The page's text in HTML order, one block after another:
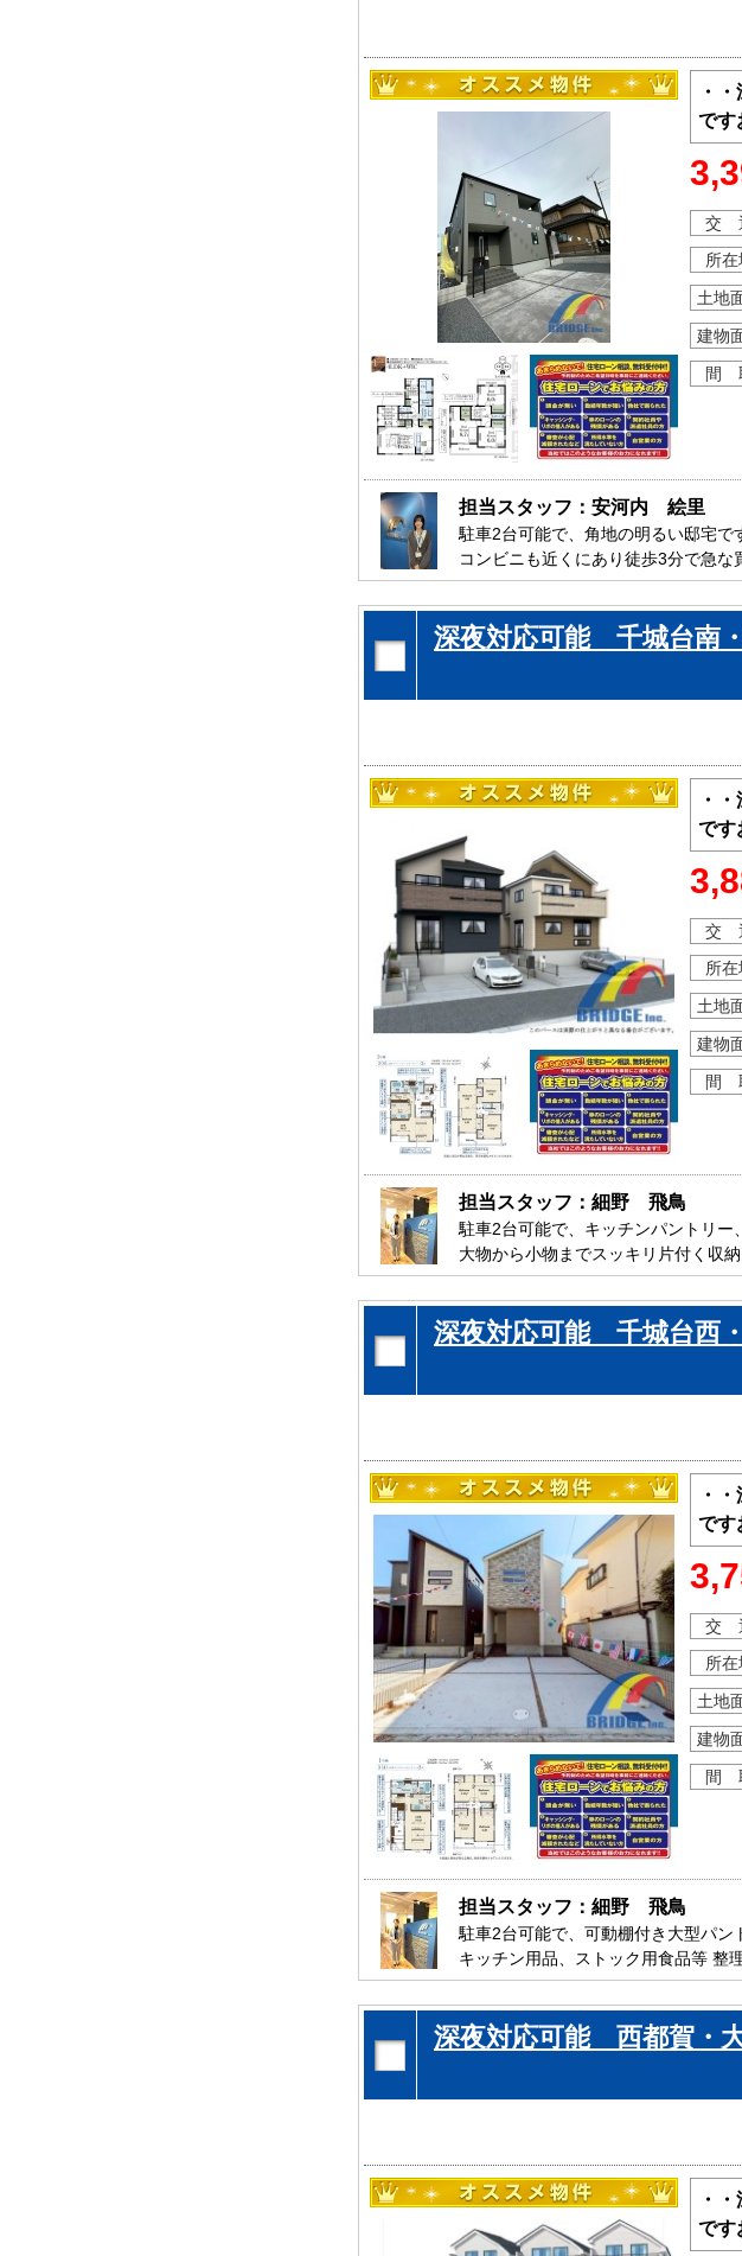
・
です
交
所在
土地
建物
間
担当スタッフ：安河内　絵里
駐車2台可能で、角地の明るい邸宅で
コンビニも近くにあり徒歩3分で急な
是非、千葉市内で新築一戸建てをお
お待ちしております。
深夜対応可能 千城台南
・
です
交
所在
土地
建物
間
担当スタッフ：細野　飛鳥
駐車2台可能で、キッチンパントリー
大物から小物までスッキリ片付く収納
また寝具もたくさん干せる南向きバ
是非、千葉市で新築一戸建をお探し
お待ちしております。
深夜対応可能 千城台西
・
です
交
所在
土地
建物
間
担当スタッフ：細野　飛鳥
駐車2台可能で、可動棚付き大型パン
キッチン用品、ストック用食品等 整
全室フローリングでお手入れらくら
是非、千葉市で新築一戸建をお探し
お待ちしております。
深夜対応可能 西都賀・
・
です